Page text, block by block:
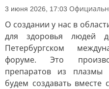
3 июня 2026, 17:03
О создании у нас в
для здоровья людей
Петербургском
форуме. Это
препаратов из плазмы
будем создавать